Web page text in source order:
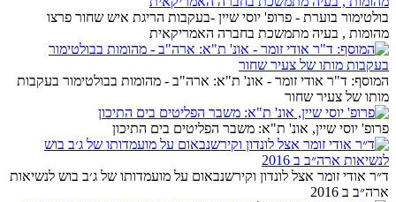
בולטימור בוערת - פרופ' יוסי שיין -בעקבות הריגת איש שחור פרצו
מהומות , בעיה מתמשכת בחברה האמריקאית
המוסף: ד"ר אודי זומר - אונ' ת"א: ארה"ב - מהומות בבולטימור בעקבות
מותו של צעיר שחור
פרופ' יוסי שיין, אונ' ת"א: משבר הפליטים בים התיכון
ד״ר אודי זומר אצל לונדון וקירשנבאום על מועמדותו של ג׳ב בוש לנשיאות
ארה״ב ב 2016